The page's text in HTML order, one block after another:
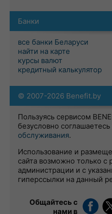
Банки
все банки Беларуси
найти на карте
курсы валют
кредитный калькулятор
© 2007-2026 Benefit.by
Пользуясь сервисом
безусловно соглашаетесь
обслуживания.
Использование и
сайта возможно только с
администрации и с
гиперссылки на данный
Общайтесь с
нами в